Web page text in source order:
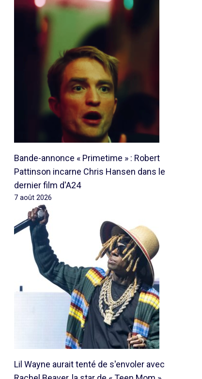
Bande-annonce « Primetime » : Robert
Pattinson incarne Chris Hansen dans le
dernier film d'A24
7 août 2026
Lil Wayne aurait tenté de s'envoler avec